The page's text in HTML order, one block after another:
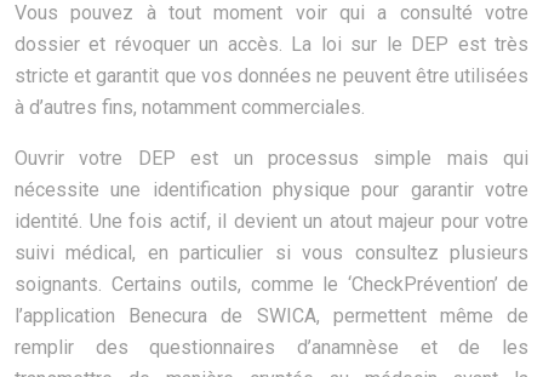
Vous pouvez à tout moment voir qui a consulté votre
dossier et révoquer un accès. La loi sur le DEP est très
stricte et garantit que vos données ne peuvent être utilisées
à d’autres fins, notamment commerciales.
Ouvrir votre DEP est un processus simple mais qui
nécessite une identification physique pour garantir votre
identité. Une fois actif, il devient un atout majeur pour votre
suivi médical, en particulier si vous consultez plusieurs
soignants. Certains outils, comme le ‘CheckPrévention’ de
l’application Benecura de SWICA, permettent même de
remplir des questionnaires d’anamnèse et de les